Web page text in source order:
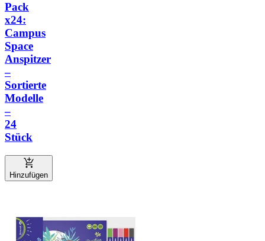
Pack
x24:
Campus
Space
Anspitzer
–
Sortierte
Modelle
–
24
Stück
Hinzufügen